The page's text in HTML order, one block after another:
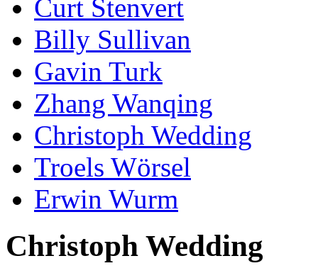
Curt Stenvert
Billy Sullivan
Gavin Turk
Zhang Wanqing
Christoph Wedding
Troels Wörsel
Erwin Wurm
Christoph Wedding